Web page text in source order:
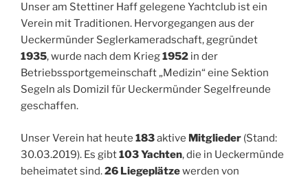
Unser am Stettiner Haff gelegene Yachtclub ist ein
Verein mit Traditionen. Hervorgegangen aus der
Ueckermünder Seglerkameradschaft, gegründet
1935, wurde nach dem Krieg1952 in der
Betriebssportgemeinschaft „Medizin“ eine Sektion
Segeln als Domizil für Ueckermünder Segelfreunde
geschaffen.
Unser Verein hat heute 183aktive Mitglieder (Stand:
30.03.2019). Es gibt103 Yachten, die in Ueckermünde
beheimatet sind.26 Liegeplätzewerden von